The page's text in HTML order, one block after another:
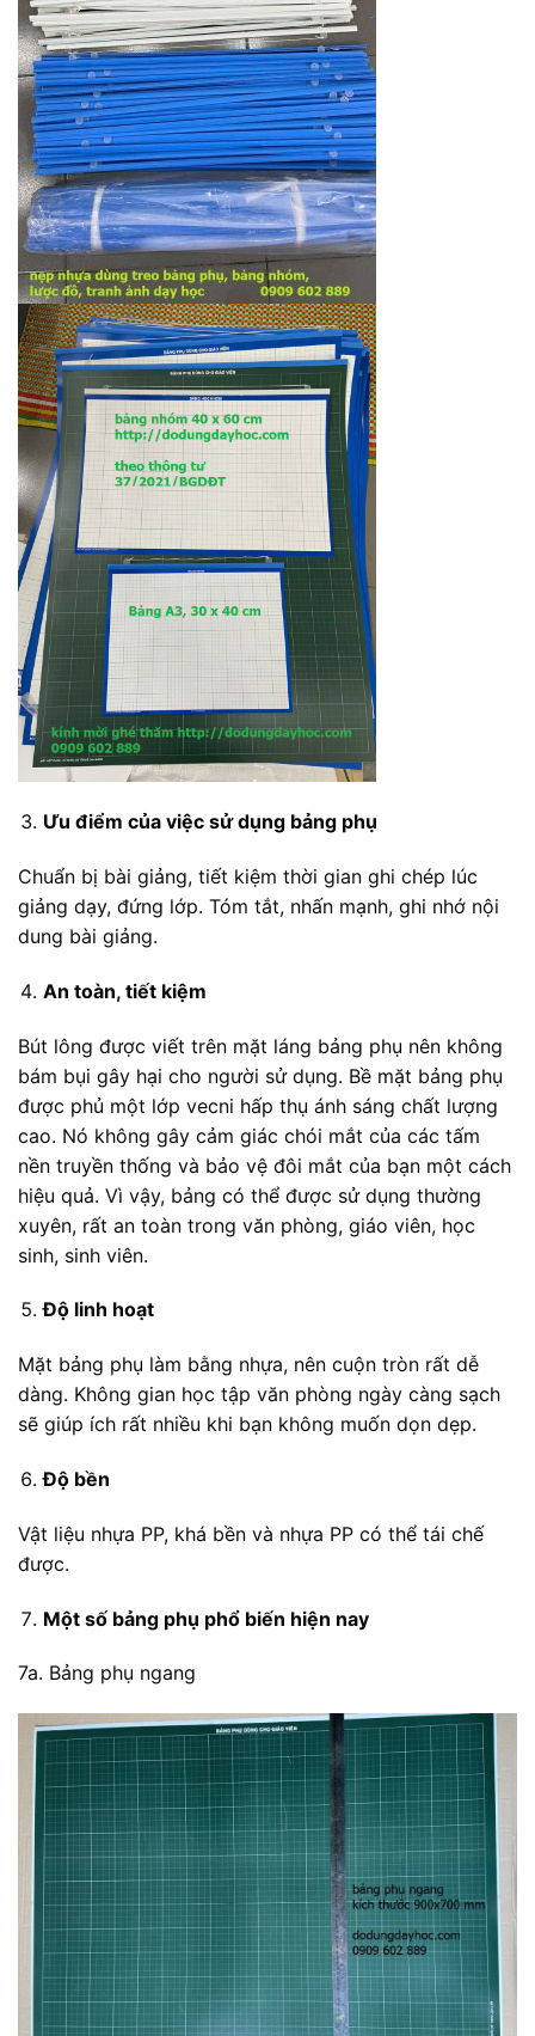
Ưu điểm của việc sử dụng bảng phụ
Chuẩn bị bài giảng, tiết kiệm thời gian ghi chép lúc
giảng dạy, đứng lớp. Tóm tắt, nhấn mạnh, ghi nhớ nội
dung bài giảng.
An toàn, tiết kiệm
Bút lông được viết trên mặt láng bảng phụ nên không
bám bụi gây hại cho người sử dụng. Bề mặt bảng phụ
được phủ một lớp vecni hấp thụ ánh sáng chất lượng
cao. Nó không gây cảm giác chói mắt của các tấm
nền truyền thống và bảo vệ đôi mắt của bạn một cách
hiệu quả. Vì vậy, bảng có thể được sử dụng thường
xuyên, rất an toàn trong văn phòng, giáo viên, học
sinh, sinh viên.
Độ linh hoạt
Mặt bảng phụ làm bằng nhựa, nên cuộn tròn rất dễ
dàng. Không gian học tập văn phòng ngày càng sạch
sẽ giúp ích rất nhiều khi bạn không muốn dọn dẹp.
Độ bền
Vật liệu nhựa PP, khá bền và nhựa PP có thể tái chế
được.
Một số bảng phụ phổ biến hiện nay
7a. Bảng phụ ngang